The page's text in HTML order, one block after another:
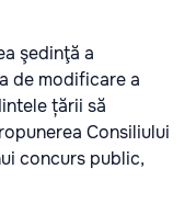
şedinţă a
de modificare a
țării să
Consiliului
concurs public,